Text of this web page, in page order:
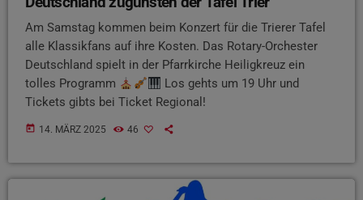
Am Samstag kommen beim Konzert für die Trierer Tafel
alle Klassikfans auf ihre Kosten. Das Rotary-Orchester
Deutschland spielt in der Pfarrkirche Heiligkreuz ein
tolles Programm
Los gehts um 19 Uhr und
Tickets gibts bei Ticket Regional!
today 14. MÄRZ 2025 46